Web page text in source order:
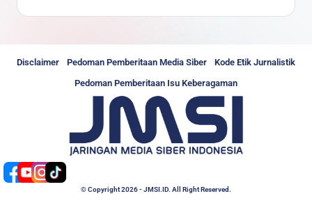
Disclaimer Pedoman Pemberitaan Media Siber
Kode Etik Jurnalistik
Pedoman Pemberitaan Isu Keberagaman
© Copyright 2026 - JMSI.ID. All Right Reserved.